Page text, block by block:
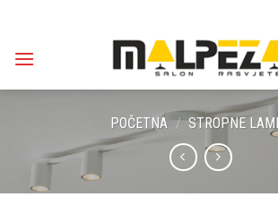
content
POČETNA / STROPNE